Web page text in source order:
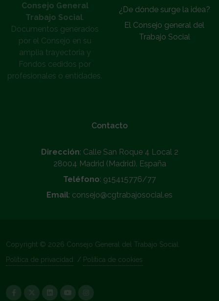
Consejo General
Trabajo Social.
Documentos generados
por el Consejo en su
amplia trayectoria y
Fondos cedidos por
profesionales o entidades.
¿De dónde surge la idea?
El Consejo general del
Trabajo Social
Contacto
Dirección: Calle San Roque 4 Local 2
28004 Madrid (Madrid). España
Teléfono: 915415776/77
Email: consejo@cgtrabajosocial.es
Copyright © 2026 Consejo General del Trabajo Social.
Política de privacidad
/ Política de cookies